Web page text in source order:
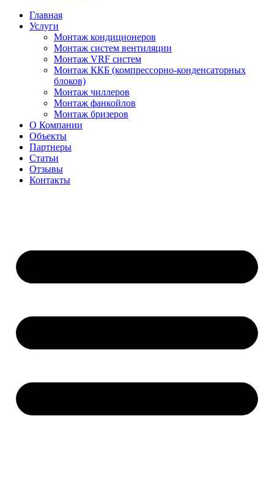
Главная
Услуги
Монтаж кондиционеров
Монтаж cистем вентиляции
Монтаж VRF систем
Монтаж ККБ (компрессорно-конденсаторных
блоков)
Монтаж чиллеров
Монтаж фанкойлов
Монтаж бризеров
О Компании
Объекты
Партнеры
Статьи
Отзывы
Контакты